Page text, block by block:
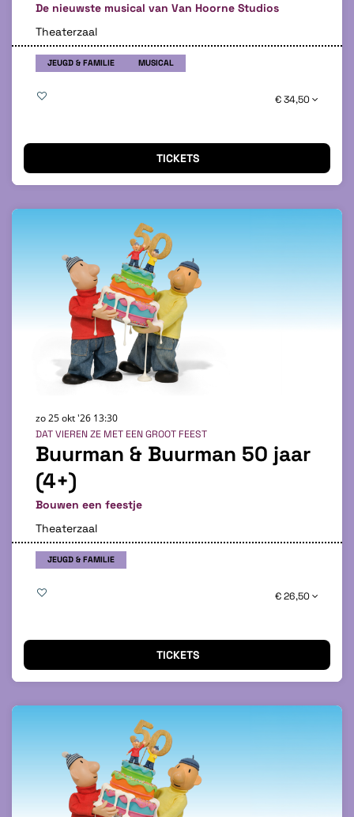
De nieuwste musical van Van Hoorne Studios
Theaterzaal
JEUGD & FAMILIE MUSICAL
€ 34,50
TICKETS
Buurman & Buurman 50 jaar
(4+)
Bouwen een feestje
DAT VIEREN ZE MET EEN GROOT FEEST
zo 25 okt '26 13:30
Theaterzaal
JEUGD & FAMILIE
€ 26,50
TICKETS